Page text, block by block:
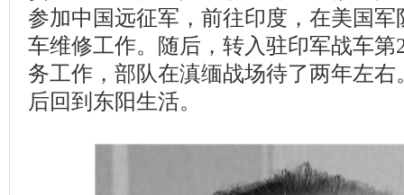
参加中国远征军，前往印度，在美国
车维修工作。随后，转入驻印军战车
务工作，部队在滇缅战场待了两年左
后回到东阳生活。